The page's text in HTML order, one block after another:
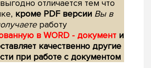
отличается тем что
кроме PDF версии Вы в
работу
в WORD - документ и
качественно другие
при работе с документом